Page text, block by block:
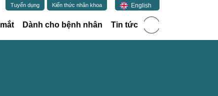
Dành cho bệnh nhân Tin tức
Tuyển dụng Kiến thức nhãn khoa English